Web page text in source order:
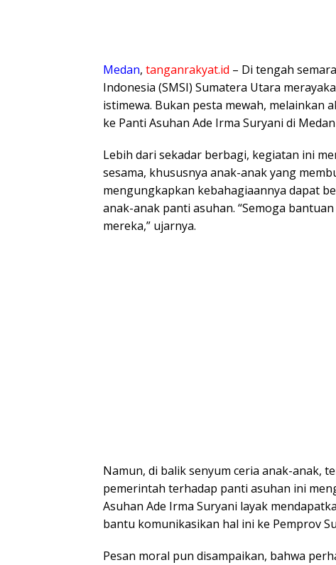
Medan, tanganrakyat.id – Di tengah
Indonesia (SMSI) Sumatera Utara
istimewa. Bukan pesta mewah, melainkan
ke Panti Asuhan Ade Irma Suryani di
Lebih dari sekadar berbagi, kegiatan ini
sesama, khususnya anak-anak yang
mengungkapkan kebahagiaannya dapat
anak-anak panti asuhan. “Semoga
mereka,” ujarnya.
Namun, di balik senyum ceria anak-anak,
pemerintah terhadap panti asuhan ini
Asuhan Ade Irma Suryani layak
bantu komunikasikan hal ini ke Pemprov
Pesan moral pun disampaikan, bahwa